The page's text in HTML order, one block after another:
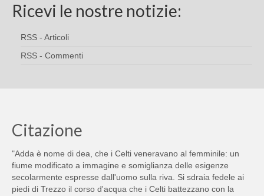
Ricevi le nostre notizie:
RSS - Articoli
RSS - Commenti
Citazione
"Adda è nome di dea, che i Celti veneravano al femminile: un
fiume modificato a immagine e somiglianza delle esigenze
secolarmente espresse dall'uomo sulla riva. Si sdraia fedele ai
piedi di Trezzo il corso d'acqua che i Celti battezzano con la